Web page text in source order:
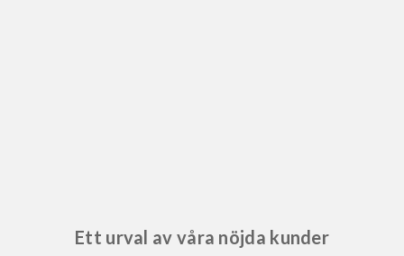
Ett urval av våra nöjda kunder